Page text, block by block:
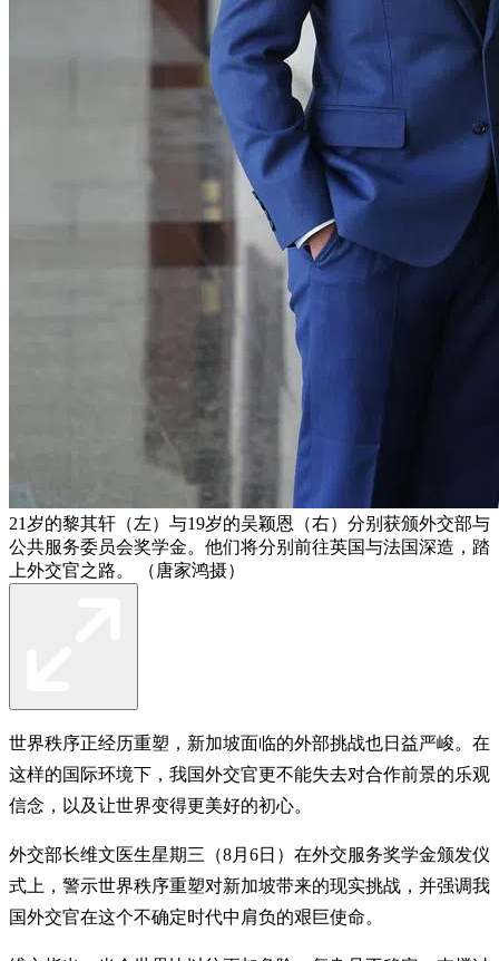
21岁的黎其轩（左）与19岁的吴颖恩（右）分别获颁外交部与
公共服务委员会奖学金。他们将分别前往英国与法国深造，踏
上外交官之路。 （唐家鸿摄）
世界秩序正经历重塑，新加坡面临的外部挑战也日益严峻。在
这样的国际环境下，我国外交官更不能失去对合作前景的乐观
信念，以及让世界变得更美好的初心。
外交部长维文医生星期三（8月6日）在外交服务奖学金颁发仪
式上，警示世界秩序重塑对新加坡带来的现实挑战，并强调我
国外交官在这个不确定时代中肩负的艰巨使命。